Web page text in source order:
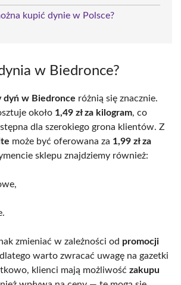
kupić dynie w Polsce?
w Biedronce?
dyń w Biedronce różnią się znacznie.
około 1,49 zł za kilogram, co
dla szerokiego grona klientów. Z
może być oferowana za 1,99 zł za
sklepu znajdziemy również:
zmieniać w zależności od promocji
warto zwracać uwagę na gazetki
klienci mają możliwość zakupu